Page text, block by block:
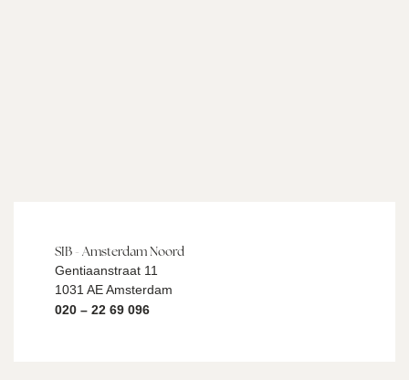
SIB - Amsterdam Noord
Gentiaanstraat 11
1031 AE Amsterdam
020 – 22 69 096